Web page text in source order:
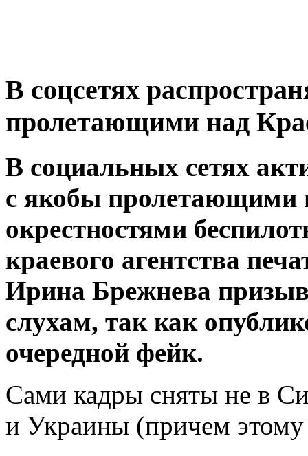
В соцсетях
пролетающими над
В социальных сетях
с якобы пролетающими
окрестностями
краевого агентства
Ирина Брежнева
слухам, так как
очередной фейк.
Сами кадры сняты не в
и Украины (причем этому